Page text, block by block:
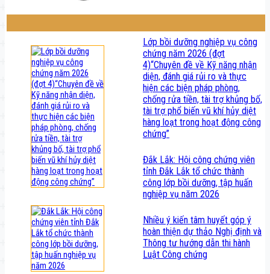
Lớp bồi dưỡng nghiệp vụ công
chứng năm 2026 (đợt
4)“Chuyên đề về Kỹ năng nhận
diện, đánh giá rủi ro và thực
hiện các biện pháp phòng,
chống rửa tiền, tài trợ khủng bố,
tài trợ phổ biến vũ khí hủy diệt
hàng loạt trong hoạt động công
chứng”
Đắk Lắk: Hội công chứng viên
tỉnh Đắk Lắk tổ chức thành
công lớp bồi dưỡng, tập huấn
nghiệp vụ năm 2026
Nhiều ý kiến tâm huyết góp ý
hoàn thiện dự thảo Nghị định và
Thông tư hướng dẫn thi hành
Luật Công chứng